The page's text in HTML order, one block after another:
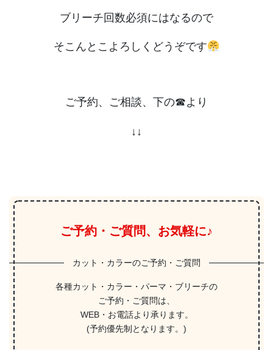
ブリーチ回数必須にはなるので
そこんとこよろしくどうぞです
ご予約、ご相談、下の☎︎より
↓↓
ご予約・ご質問、お気軽に♪
カット・カラーのご予約・ご質問
各種カット・カラー・パーマ・ブリーチの
ご予約・ご質問は、
WEB・お電話より承ります。
(予約優先制となります。)